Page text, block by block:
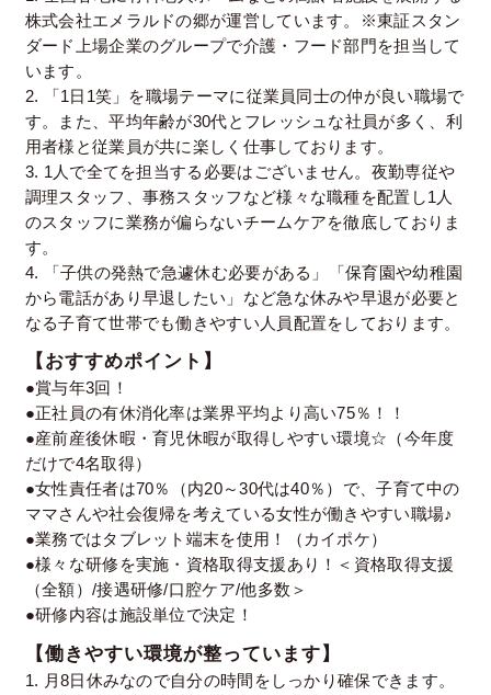
株式会社エメラルドの郷が運営しています。※東証スタン
ダード上場企業のグループで介護・フード部門を担当して
います。
2. 「1日1笑」を職場テーマに従業員同士の仲が良い職場で
す。また、平均年齢が30代とフレッシュな社員が多く、利
用者様と従業員が共に楽しく仕事しております。
3. 1人で全てを担当する必要はございません。夜勤専従や
調理スタッフ、事務スタッフなど様々な職種を配置し1人
のスタッフに業務が偏らないチームケアを徹底しておりま
す。
4. 「子供の発熱で急遽休む必要がある」「保育園や幼稚園
から電話があり早退したい」など急な休みや早退が必要と
なる子育て世帯でも働きやすい人員配置をしております。
【おすすめポイント】
●賞与年3回！
●正社員の有休消化率は業界平均より高い75％！！
●産前産後休暇・育児休暇が取得しやすい環境☆（今年度
だけで4名取得）
●女性責任者は70％（内20～30代は40％）で、子育て中の
ママさんや社会復帰を考えている女性が働きやすい職場♪
●業務ではタブレット端末を使用！（カイポケ）
●様々な研修を実施・資格取得支援あり！＜資格取得支援
（全額）/接遇研修/口腔ケア/他多数＞
●研修内容は施設単位で決定！
【働きやすい環境が整っています】
1. 月8日休みなので自分の時間をしっかり確保できます。